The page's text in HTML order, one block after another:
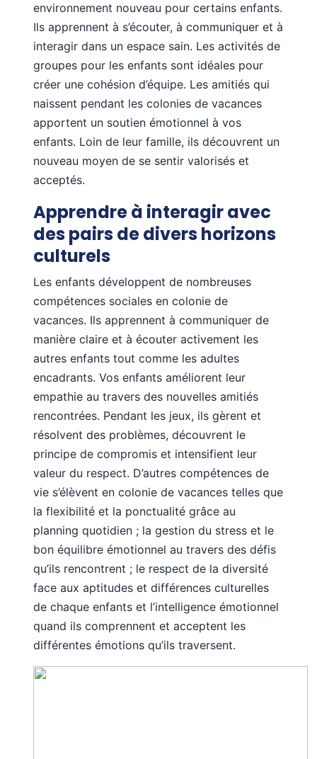
environnement nouveau pour certains enfants.
Ils apprennent à s’écouter, à communiquer et à
interagir dans un espace sain. Les activités de
groupes pour les enfants sont idéales pour
créer une cohésion d’équipe. Les amitiés qui
naissent pendant les colonies de vacances
apportent un soutien émotionnel à vos
enfants. Loin de leur famille, ils découvrent un
nouveau moyen de se sentir valorisés et
acceptés.
Apprendre à interagir avec
des pairs de divers horizons
culturels
Les enfants développent de nombreuses
compétences sociales en colonie de
vacances. Ils apprennent à communiquer de
manière claire et à écouter activement les
autres enfants tout comme les adultes
encadrants. Vos enfants améliorent leur
empathie au travers des nouvelles amitiés
rencontrées. Pendant les jeux, ils gèrent et
résolvent des problèmes, découvrent le
principe de compromis et intensifient leur
valeur du respect. D’autres compétences de
vie s’élèvent en colonie de vacances telles que
la flexibilité et la ponctualité grâce au
planning quotidien ; la gestion du stress et le
bon équilibre émotionnel au travers des défis
qu’ils rencontrent ; le respect de la diversité
face aux aptitudes et différences culturelles
de chaque enfants et l’intelligence émotionnel
quand ils comprennent et acceptent les
différentes émotions qu’ils traversent.